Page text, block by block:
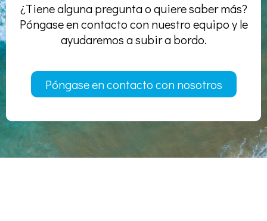
¿Tiene alguna pregunta o quiere saber más?
Póngase en contacto con nuestro equipo y le
ayudaremos a subir a bordo.
Póngase en contacto con nosotros